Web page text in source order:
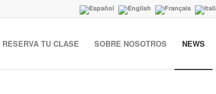
RESERVA TU CLASE SOBRE NOSOTROS NEWS